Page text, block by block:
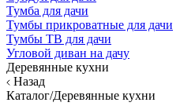
Тумба для дачи
Тумбы прикроватные для дачи
Тумбы ТВ для дачи
Угловой диван на дачу
Деревянные кухни
Назад
Каталог/Деревянные кухни